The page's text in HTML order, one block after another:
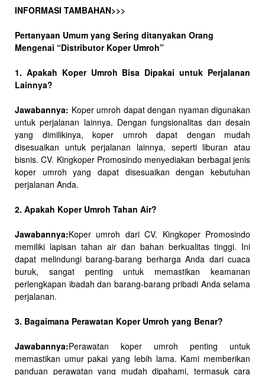
INFORMASI TAMBAHAN>>>
Pertanyaan Umum yang Sering ditanyakan Orang
Mengenai “Distributor Koper Umroh”
1. Apakah Koper Umroh Bisa Dipakai untuk Perjalanan
Lainnya?
Jawabannya: Koper umroh dapat dengan nyaman digunakan
untuk perjalanan lainnya. Dengan fungsionalitas dan desain
yang dimilikinya, koper umroh dapat dengan mudah
disesuaikan untuk perjalanan lainnya, seperti liburan atau
bisnis. CV. Kingkoper Promosindo menyediakan berbagai jenis
koper umroh yang dapat disesuaikan dengan kebutuhan
perjalanan Anda.
2. Apakah Koper Umroh Tahan Air?
Jawabannya:Koper umroh dari CV. Kingkoper Promosindo
memiliki lapisan tahan air dan bahan berkualitas tinggi. Ini
dapat melindungi barang-barang berharga Anda dari cuaca
buruk, sangat penting untuk memastikan keamanan
perlengkapan ibadah dan barang-barang pribadi Anda selama
perjalanan.
3. Bagaimana Perawatan Koper Umroh yang Benar?
Jawabannya:Perawatan koper umroh penting untuk
memastikan umur pakai yang lebih lama. Kami memberikan
panduan perawatan yang mudah dipahami, termasuk cara